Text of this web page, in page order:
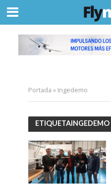
Portada » Ingedemo
ETIQUETAINGEDEMO